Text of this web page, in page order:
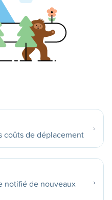
coûts de déplacement
notifié de nouveaux